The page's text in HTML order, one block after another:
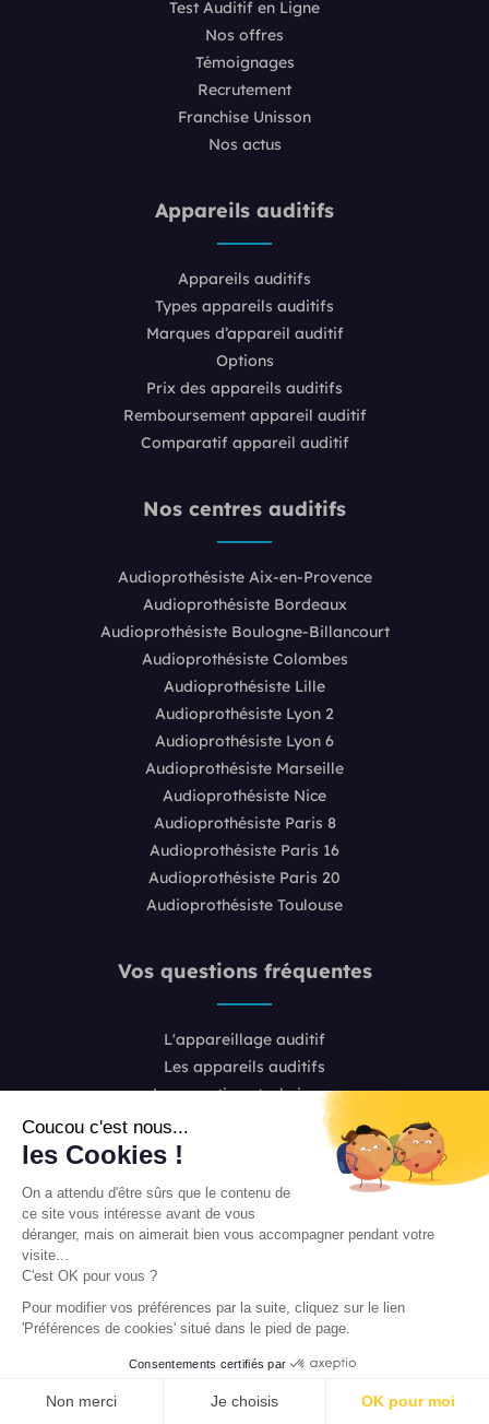
Coucou c'est nous...
les Cookies !
On a attendu d'être sûrs que le contenu de
ce site vous intéresse avant de vous
déranger, mais on aimerait bien vous accompagner pendant votre
visite...
C'est OK pour vous ?
Pour modifier vos préférences par la suite, cliquez sur le lien
'Préférences de cookies' situé dans le pied de page.
Consentements certifiés par
Non merci Je choisis OK pour moi
Test Auditif en Ligne
Nos offres
Témoignages
Recrutement
Franchise Unisson
Nos actus
Appareils auditifs
Appareils auditifs
Types appareils auditifs
Marques d’appareil auditif
Options
Prix des appareils auditifs
Remboursement appareil auditif
Comparatif appareil auditif
Nos centres auditifs
Audioprothésiste Aix-en-Provence
Audioprothésiste Bordeaux
Audioprothésiste Boulogne-Billancourt
Audioprothésiste Colombes
Audioprothésiste Lille
Audioprothésiste Lyon 2
Audioprothésiste Lyon 6
Audioprothésiste Marseille
Audioprothésiste Nice
Audioprothésiste Paris 8
Audioprothésiste Paris 16
Audioprothésiste Paris 20
Audioprothésiste Toulouse
Vos questions fréquentes
L'appareillage auditif
Les appareils auditifs
Les questions techniques
Les aides financières
Nous contacter
L’équipe de rédaction Unisson